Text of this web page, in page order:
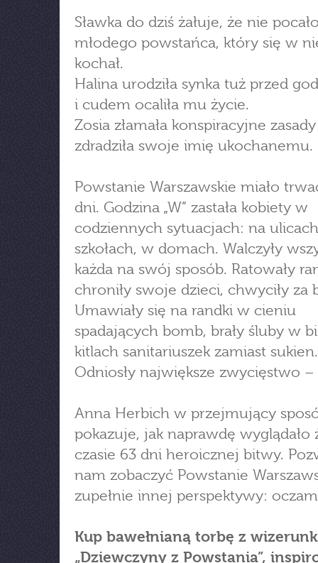
Sławka do dziś żałuje, że nie
młodego powstańca, który się w
kochał.
Halina urodziła synka tuż przed
i cudem ocaliła mu życie.
Zosia złamała konspiracyjne
zdradziła swoje imię ukochanemu.
Powstanie Warszawskie miało
dni. Godzina „W” zastała kobiety w
codziennych sytuacjach: na
szkołach, w domach. Walczyły
każda na swój sposób. Ratowały
chroniły swoje dzieci, chwyciły za
Umawiały się na randki w cieniu
spadających bomb, brały śluby w
kitlach sanitariuszek zamiast sukien.
Odniosły największe zwycięstwo –
Anna Herbich w przejmujący
pokazuje, jak naprawdę wyglądało
czasie 63 dni heroicznej bitwy.
nam zobaczyć Powstanie
zupełnie innej perspektywy:
Kup bawełnianą torbę z
„Dziewczyny z Powstania”,